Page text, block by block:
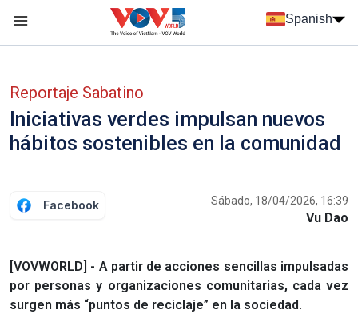
Spanish
Reportaje Sabatino
Iniciativas verdes impulsan nuevos
hábitos sostenibles en la comunidad
Facebook Sábado, 18/04/2026, 16:39
Vu Dao
[VOVWORLD] - A partir de acciones sencillas impulsadas
por personas y organizaciones comunitarias, cada vez
surgen más “puntos de reciclaje” en la sociedad.